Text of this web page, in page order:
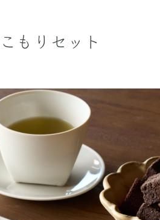
もりセット